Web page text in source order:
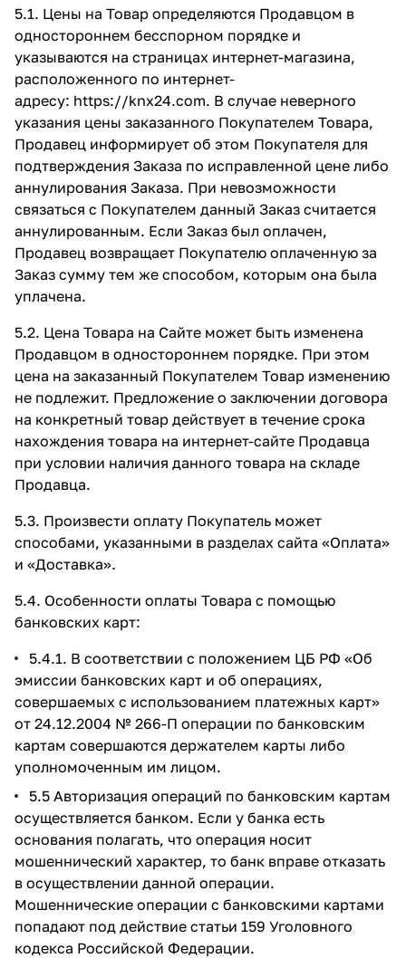
5.1. Цены на Товар определяются Продавцом в
одностороннем бесспорном порядке и
указываются на страницах интернет-магазина,
расположенного по интернет-
адресу: https://knx24.com. В случае неверного
указания цены заказанного Покупателем Товара,
Продавец информирует об этом Покупателя для
подтверждения Заказа по исправленной цене либо
аннулирования Заказа. При невозможности
связаться с Покупателем данный Заказ считается
аннулированным. Если Заказ был оплачен,
Продавец возвращает Покупателю оплаченную за
Заказ сумму тем же способом, которым она была
уплачена.
5.2. Цена Товара на Сайте может быть изменена
Продавцом в одностороннем порядке. При этом
цена на заказанный Покупателем Товар изменению
не подлежит. Предложение о заключении договора
на конкретный товар действует в течение срока
нахождения товара на интернет-сайте Продавца
при условии наличия данного товара на складе
Продавца.
5.3. Произвести оплату Покупатель может
способами, указанными в разделах сайта «Оплата»
и «Доставка».
5.4. Особенности оплаты Товара с помощью
банковских карт:
5.4.1. В соответствии с положением ЦБ РФ «Об
эмиссии банковских карт и об операциях,
совершаемых с использованием платежных карт»
от 24.12.2004 № 266-П операции по банковским
картам совершаются держателем карты либо
уполномоченным им лицом.
5.5 Авторизация операций по банковским картам
осуществляется банком. Если у банка есть
основания полагать, что операция носит
мошеннический характер, то банк вправе отказать
в осуществлении данной операции.
Мошеннические операции с банковскими картами
попадают под действие статьи 159 Уголовного
кодекса Российской Федерации.